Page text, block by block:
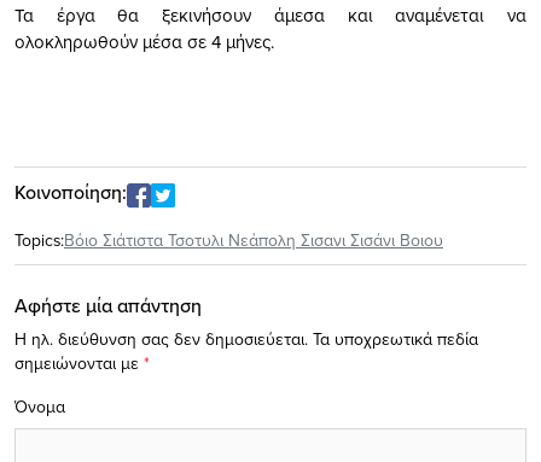
Τα έργα θα ξεκινήσουν άμεσα και αναμένεται να
ολοκληρωθούν μέσα σε 4 μήνες.
Κοινοποίηση:
Topics:Βόιο Σιάτιστα Τσοτυλι Νεάπολη Σισανι Σισάνι Βοιου
Αφήστε μία απάντηση
Η ηλ. διεύθυνση σας δεν δημοσιεύεται. Τα υποχρεωτικά πεδία
σημειώνονται με *
Όνομα